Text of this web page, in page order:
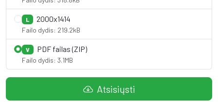
L 2000x1414
Failo dydis: 219.2kB
V PDF failas (ZIP)
Failo dydis: 3.1MB
Atsisiųsti